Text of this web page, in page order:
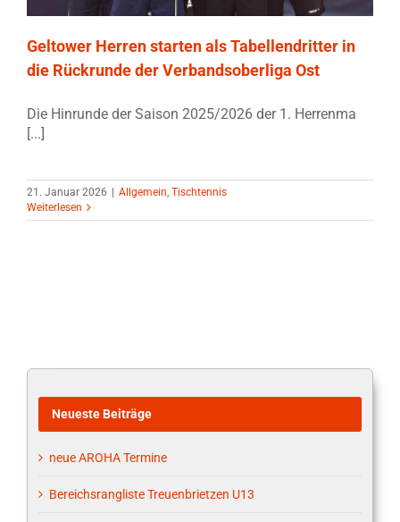
Geltower Herren starten als Tabellendritter in
die Rückrunde der Verbandsoberliga Ost
Die Hinrunde der Saison 2025/2026 der 1. Herrenma
[...]
21. Januar 2026 Allgemein, Tischtennis
Weiterlesen
Neueste Beiträge
neue AROHA Termine
Bereichsrangliste Treuenbrietzen U13